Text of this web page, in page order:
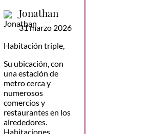
Jonathan
31 marzo 2026
Habitación triple,
Su ubicación, con
una estación de
metro cerca y
numerosos
comercios y
restaurantes en los
alrededores.
Habitaciones